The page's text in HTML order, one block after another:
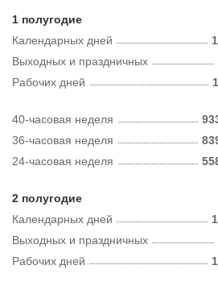
1 полугодие
Календарных дней
Рабочих дней
Выходных и праздничных
40-часовая неделя
36-часовая неделя
24-часовая неделя
2 полугодие
Календарных дней
Рабочих дней
Выходных и праздничных